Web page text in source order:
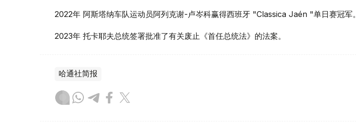
2022年 阿斯塔纳车队运动员阿列克谢-卢岑科赢得西班牙 "Classica Jaén "单日赛冠军。
2023年 托卡耶夫总统签署批准了有关废止《首任总统法》的法案。
哈通社简报